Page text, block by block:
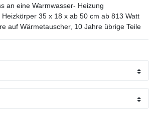
an eine Warmwasser- Heizung
35 x 18 x ab 50 cm ab 813 Watt
auf Wärmetauscher, 10 Jahre übrige Teile